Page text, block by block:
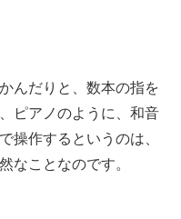
んだりと、数本の指を
ピアノのように、和音
操作するというのは、
なことなのです。